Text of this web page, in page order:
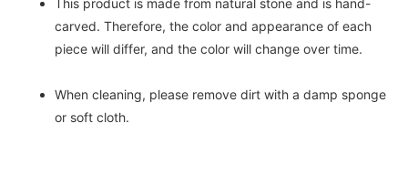
carved. Therefore, the color and appearance of each
piece will differ, and the color will change over time.
When cleaning, please remove dirt with a damp sponge
or soft cloth.